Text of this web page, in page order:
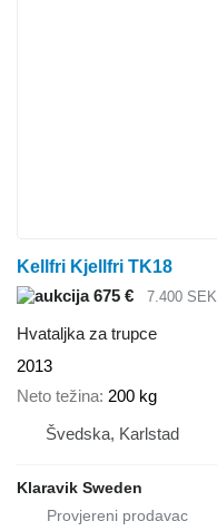
Kellfri Kjellfri TK18
675 €
7.400 SEK
Hvataljka za trupce
2013
Neto težina 200 kg
Švedska, Karlstad
Klaravik Sweden